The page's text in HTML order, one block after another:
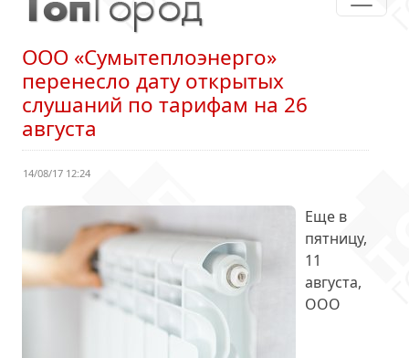
ООО «Сумытеплоэнерго»
перенесло дату открытых
слушаний по тарифам на 26
августа
14/08/17 12:24
Еще в
пятницу,
11
августа,
ООО